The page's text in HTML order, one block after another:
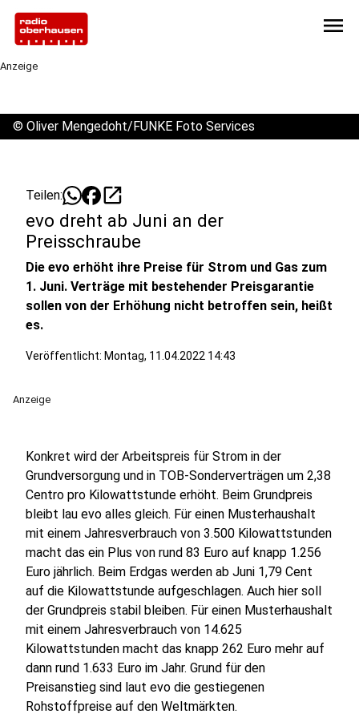
menu
Anzeige
© Oliver Mengedoht/FUNKE Foto Services
Teilen: open_in_new
evo dreht ab Juni an der
Preisschraube
Die evo erhöht ihre Preise für Strom und Gas zum
1. Juni. Verträge mit bestehender Preisgarantie
sollen von der Erhöhung nicht betroffen sein, heißt
es.
Veröffentlicht: Montag, 11.04.2022 14:43
Anzeige
Konkret wird der Arbeitspreis für Strom in der
Grundversorgung und in TOB-Sonderverträgen um 2,38
Centro pro Kilowattstunde erhöht. Beim Grundpreis
bleibt lau evo alles gleich. Für einen Musterhaushalt
mit einem Jahresverbrauch von 3.500 Kilowattstunden
macht das ein Plus von rund 83 Euro auf knapp 1.256
Euro jährlich. Beim Erdgas werden ab Juni 1,79 Cent
auf die Kilowattstunde aufgeschlagen. Auch hier soll
der Grundpreis stabil bleiben. Für einen Musterhaushalt
mit einem Jahresverbrauch von 14.625
Kilowattstunden macht das knapp 262 Euro mehr auf
dann rund 1.633 Euro im Jahr. Grund für den
Preisanstieg sind laut evo die gestiegenen
Rohstoffpreise auf den Weltmärkten.